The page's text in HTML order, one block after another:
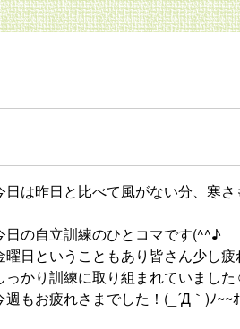
日は昨日と比べて風がない分、寒
日の自立訓練のひとコマです(^^♪
曜日ということもあり皆さん少し疲
っかり訓練に取り組まれていまし
週もお疲れさまでした！(_´Д｀)ﾉ~~